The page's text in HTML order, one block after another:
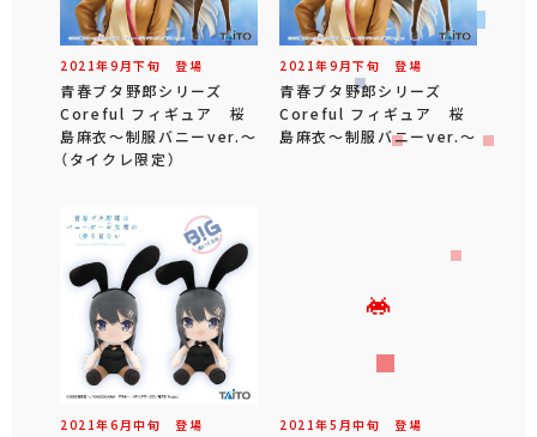
2021年9 月下旬 登場
青春ブタ野郎シリーズ
Coreful フィギュア 桜
島麻衣～制服バニーver.～
（タイクレ限定）
2021年9 月下旬 登場
青春ブタ野郎シリーズ
Coreful フィギュア 桜
島麻衣～制服バニーver.～
2021年6 月中旬 登場 2021年5 月中旬 登場